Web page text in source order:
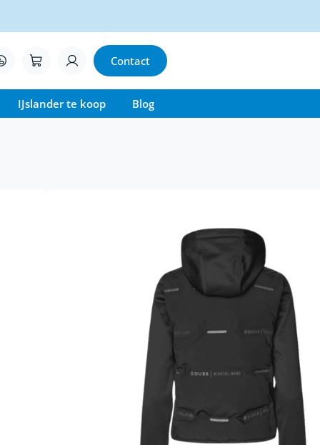
Contact
IJslander te koop Blog
dames
warmte, flexibiliteit en
voor training, wedstrijden of